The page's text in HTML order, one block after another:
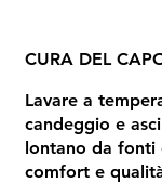
CURA DEL
Lavare a
candeggio e
lontano da fonti
comfort e